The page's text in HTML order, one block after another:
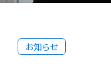
お知らせ
Service